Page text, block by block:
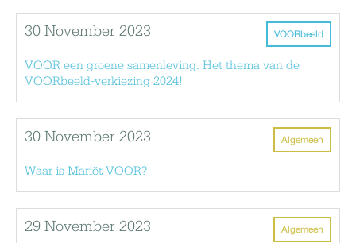
VOORbeeld
30 November 2023
VOOR een groene samenleving. Het thema van de
VOORbeeld-verkiezing 2024!
Algemeen
30 November 2023
Waar is Mariët VOOR?
Algemeen
29 November 2023